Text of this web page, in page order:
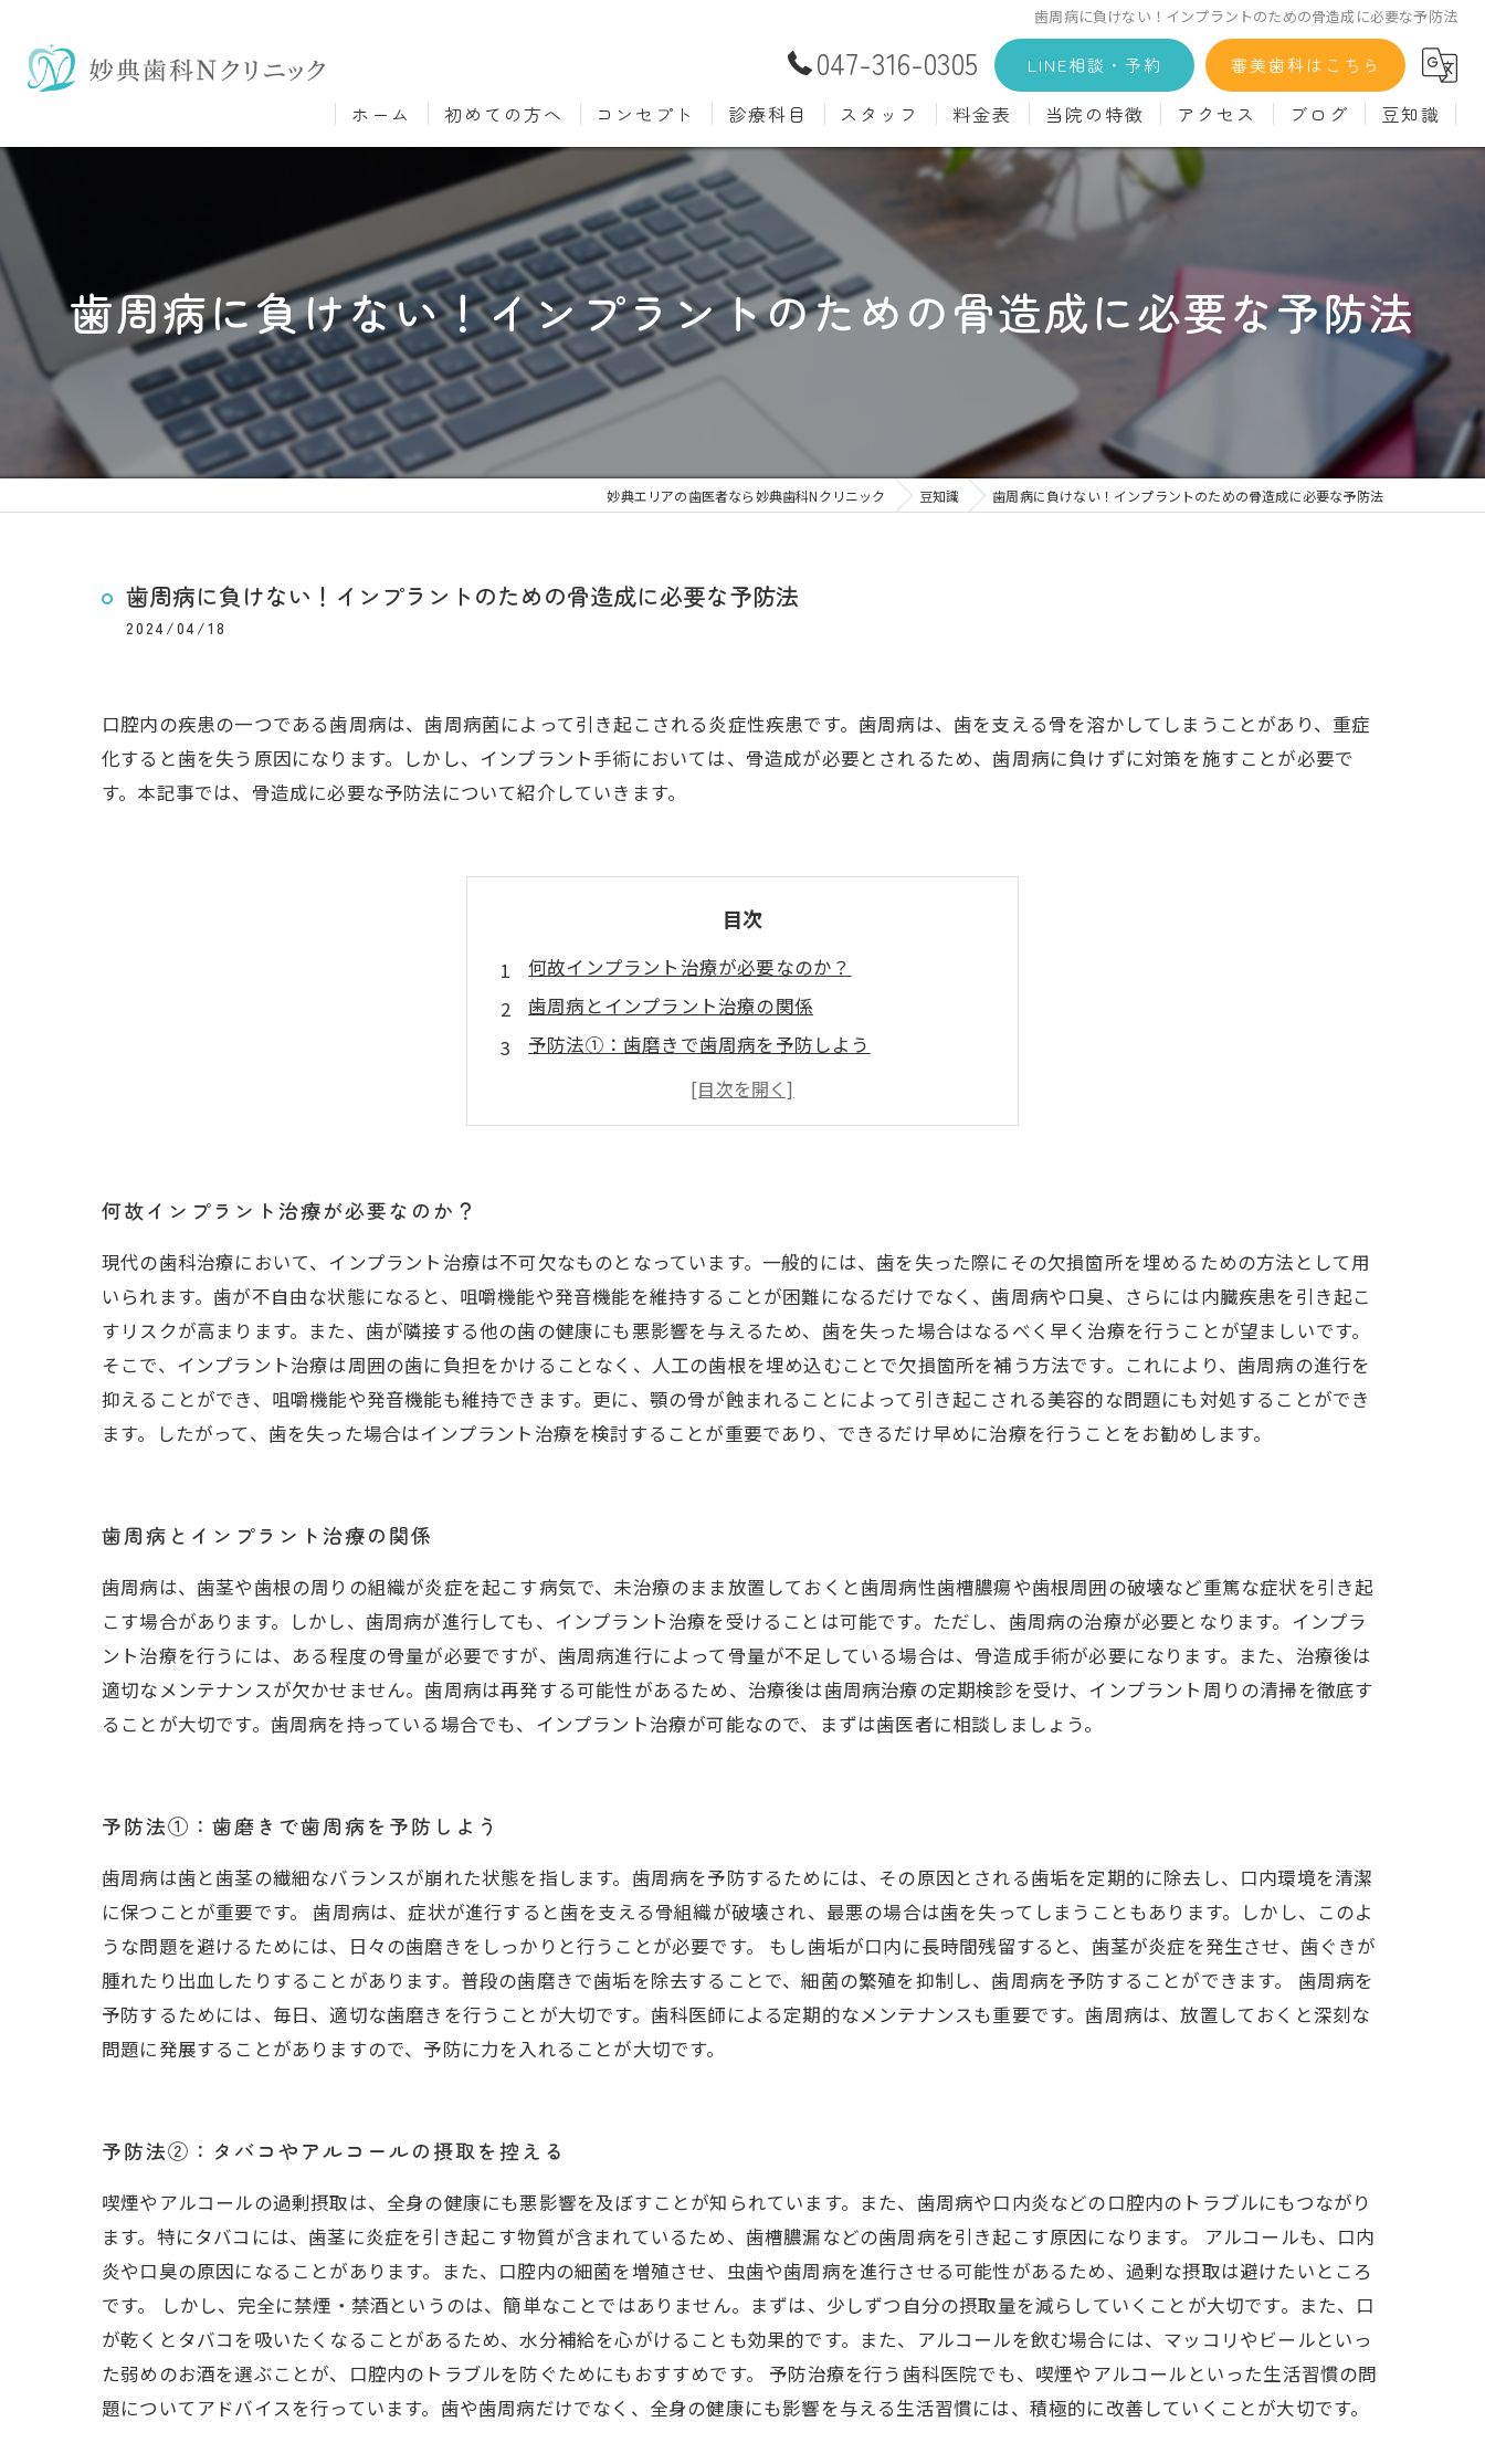
歯周病に負けない！インプラントのための骨造成に必要な予防法
047-316-0305 LINE相談・予約 審美歯科はこちら
ホーム 初めての方へ コンセプト 診療科目
むし歯治療 予防歯科
小児歯科 入れ歯(義歯)
口腔外科 歯周病治療
ホワイトニング 歯科検診
親知らず
大人の矯正 子どもの矯正
スタッフ 料金表
材料詳細
自費診療料金
当院の特徴
マウスピース矯正
インプラント
セラミック
クリーニング
施設基準
アクセス ブログ 豆知識
歯周病に負けない！インプラントのための骨造成に必要な予防法
妙典エリアの歯医者なら妙典歯科Nクリニック 豆知識 歯周病に負けない！インプラントのための骨造成に必要な予防法
歯周病に負けない！インプラントのための骨造成に必要な予防法
2024/04/18
口腔内の疾患の一つである歯周病は、歯周病菌によって引き起こされる炎症性疾患です。歯周病は、歯を支える骨を溶かしてしまうことがあり、重症
化すると歯を失う原因になります。しかし、インプラント手術においては、骨造成が必要とされるため、歯周病に負けずに対策を施すことが必要で
す。本記事では、骨造成に必要な予防法について紹介していきます。
目次
何故インプラント治療が必要なのか？
歯周病とインプラント治療の関係
予防法①：歯磨きで歯周病を予防しよう
予防法②：タバコやアルコールの摂取を控える
予防法③：健康的な食生活の実践が骨造成につながる
何故インプラント治療が必要なのか？
現代の歯科治療において、インプラント治療は不可欠なものとなっています。一般的には、歯を失った際にその欠損箇所を埋めるための方法として用
いられます。歯が不自由な状態になると、咀嚼機能や発音機能を維持することが困難になるだけでなく、歯周病や口臭、さらには内臓疾患を引き起こ
すリスクが高まります。また、歯が隣接する他の歯の健康にも悪影響を与えるため、歯を失った場合はなるべく早く治療を行うことが望ましいです。
そこで、インプラント治療は周囲の歯に負担をかけることなく、人工の歯根を埋め込むことで欠損箇所を補う方法です。これにより、歯周病の進行を
抑えることができ、咀嚼機能や発音機能も維持できます。更に、顎の骨が蝕まれることによって引き起こされる美容的な問題にも対処することができ
ます。したがって、歯を失った場合はインプラント治療を検討することが重要であり、できるだけ早めに治療を行うことをお勧めします。
歯周病とインプラント治療の関係
歯周病は、歯茎や歯根の周りの組織が炎症を起こす病気で、未治療のまま放置しておくと歯周病性歯槽膿瘍や歯根周囲の破壊など重篤な症状を引き起
こす場合があります。しかし、歯周病が進行しても、インプラント治療を受けることは可能です。ただし、歯周病の治療が必要となります。インプラ
ント治療を行うには、ある程度の骨量が必要ですが、歯周病進行によって骨量が不足している場合は、骨造成手術が必要になります。また、治療後は
適切なメンテナンスが欠かせません。歯周病は再発する可能性があるため、治療後は歯周病治療の定期検診を受け、インプラント周りの清掃を徹底す
ることが大切です。歯周病を持っている場合でも、インプラント治療が可能なので、まずは歯医者に相談しましょう。
予防法①：歯磨きで歯周病を予防しよう
歯周病は歯と歯茎の繊細なバランスが崩れた状態を指します。歯周病を予防するためには、その原因とされる歯垢を定期的に除去し、口内環境を清潔
に保つことが重要です。 歯周病は、症状が進行すると歯を支える骨組織が破壊され、最悪の場合は歯を失ってしまうこともあります。しかし、このよ
うな問題を避けるためには、日々の歯磨きをしっかりと行うことが必要です。 もし歯垢が口内に長時間残留すると、歯茎が炎症を発生させ、歯ぐきが
腫れたり出血したりすることがあります。普段の歯磨きで歯垢を除去することで、細菌の繁殖を抑制し、歯周病を予防することができます。 歯周病を
予防するためには、毎日、適切な歯磨きを行うことが大切です。歯科医師による定期的なメンテナンスも重要です。歯周病は、放置しておくと深刻な
問題に発展することがありますので、予防に力を入れることが大切です。
予防法②：タバコやアルコールの摂取を控える
喫煙やアルコールの過剰摂取は、全身の健康にも悪影響を及ぼすことが知られています。また、歯周病や口内炎などの口腔内のトラブルにもつながり
ます。特にタバコには、歯茎に炎症を引き起こす物質が含まれているため、歯槽膿漏などの歯周病を引き起こす原因になります。 アルコールも、口内
炎や口臭の原因になることがあります。また、口腔内の細菌を増殖させ、虫歯や歯周病を進行させる可能性があるため、過剰な摂取は避けたいところ
です。 しかし、完全に禁煙・禁酒というのは、簡単なことではありません。まずは、少しずつ自分の摂取量を減らしていくことが大切です。また、口
が乾くとタバコを吸いたくなることがあるため、水分補給を心がけることも効果的です。また、アルコールを飲む場合には、マッコリやビールといっ
た弱めのお酒を選ぶことが、口腔内のトラブルを防ぐためにもおすすめです。 予防治療を行う歯科医院でも、喫煙やアルコールといった生活習慣の問
題についてアドバイスを行っています。歯や歯周病だけでなく、全身の健康にも影響を与える生活習慣には、積極的に改善していくことが大切です。